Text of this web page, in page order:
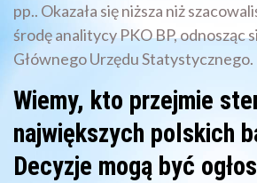
pp.. Okazała się niższa niż
środę analitycy PKO BP, odnosząc
Głównego Urzędu Statystycznego.
Wiemy, kto przejmie
największych polskich
Decyzje mogą być